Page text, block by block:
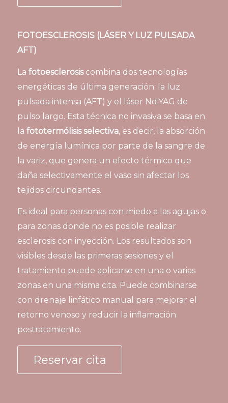
FOTOESCLEROSIS (LÁSER Y LUZ PULSADA
AFT)
La fotoesclerosiscombina dos tecnologías
energéticas de última generación: la luz
pulsada intensa (AFT) y el láser Nd:YAG de
pulso largo. Esta técnica no invasiva se basa en
la fototermólisis selectiva, es decir, la absorción
de energía lumínica por parte de la sangre de
la variz, que genera un efecto térmico que
daña selectivamente el vaso sin afectar los
tejidos circundantes.
Es ideal para personas con miedo a las agujas o
para zonas donde no es posible realizar
esclerosis con inyección. Los resultados son
visibles desde las primeras sesiones y el
tratamiento puede aplicarse en una o varias
zonas en una misma cita. Puede combinarse
con drenaje linfático manual para mejorar el
retorno venoso y reducir la inflamación
postratamiento.
Reservar cita